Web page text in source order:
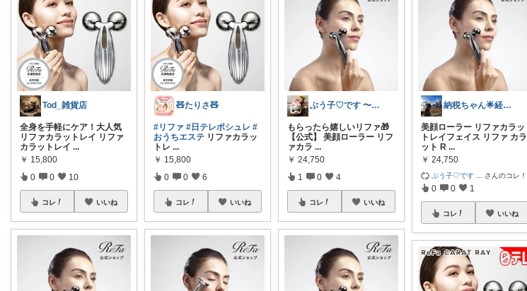
Tod_雑貨店
全身を手軽にケア！大人気
リファカラットレイ リファ
カラットレイ ...
￥ 15,800
0 0 10
コレ いいね
🧸たりさ🧸
#リファ #日テレポシュレ #
おうちエステ リファカラッ
トレ ...
￥ 15,800
0 0 6
コレ いいね
ぶう子♡です 〜感謝です〜
もらったら嬉しいリファ🎁
【公式】 美顔ローラー リフ
ァカラ ...
￥ 24,750
1 0 4
コレ いいね
納税ちゃん🌟経由購入★
美顔ローラー リファカラッ
トレイフェイス リファ カラ
ット R ...
￥ 24,750
ぶう子♡です さんのコレ！
0 0 1
コレ いいね